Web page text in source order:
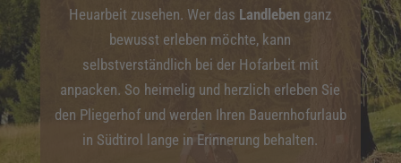
Heuarbeit zusehen. Wer das Landleben ganz
bewusst erleben möchte, kann
selbstverständlich bei der Hofarbeit mit
anpacken. So heimelig und herzlich erleben Sie
den Pliegerhof und werden Ihren Bauernhofurlaub
in Südtirol lange in Erinnerung behalten.